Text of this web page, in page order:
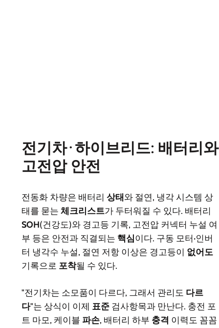
전기차·하이브리드: 배터리와
고전압 안전
전동화 차량은 배터리 상태 와 절연, 냉각 시스템 상
태를 묻는 체크리스트가 두터워질 수 있다. 배터리
SOH(건강도)와 경고등 기록, 고전압 커넥터 누설 여
부 등은 안전과 직결되는 핵심이다. 구동 모터·인버
터 냉각수 누설, 절연 저항 이상은 경고등이 없어도
기록으로 포착될 수 있다.
"전기차는 소모품이 다르다, 그래서 관리도 다르
다"는 상식이 이제 표준 검사항목과 만난다. 충전 포
트 마모, 케이블 파손, 배터리 하부 충격 이력도 꼼꼼